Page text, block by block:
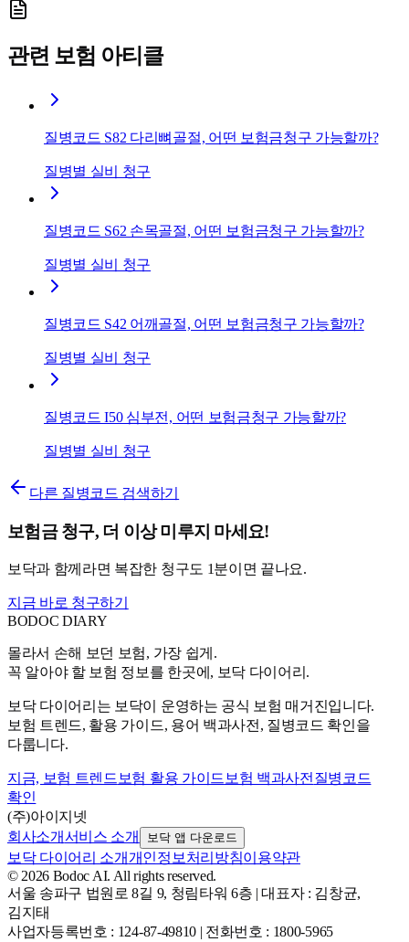
관련 보험 아티클
질병코드 S82 다리뼈골절, 어떤 보험금청구 가능할까?
질병별 실비 청구
질병코드 S62 손목골절, 어떤 보험금청구 가능할까?
질병별 실비 청구
질병코드 S42 어깨골절, 어떤 보험금청구 가능할까?
질병별 실비 청구
질병코드 I50 심부전, 어떤 보험금청구 가능할까?
질병별 실비 청구
다른 질병코드 검색하기
보험금 청구, 더 이상 미루지 마세요!
보닥과 함께라면 복잡한 청구도 1분이면 끝나요.
지금 바로 청구하기
BODOCDIARY
몰라서 손해 보던 보험, 가장 쉽게.
꼭 알아야 할 보험 정보를 한곳에, 보닥 다이어리.
보닥 다이어리는 보닥이 운영하는 공식 보험 매거진입니다.
보험 트렌드, 활용 가이드, 용어 백과사전, 질병코드 확인을
다룹니다.
지금, 보험 트렌드 보험 활용 가이드 보험 백과사전 질병코드
확인
(주)아이지넷
회사소개서비스 소개 보닥 앱 다운로드
보닥 다이어리 소개개인정보처리방침이용약관
© 2026 Bodoc AI. All rights reserved.
서울 송파구 법원로 8길 9, 청림타워 6층 | 대표자 : 김창균,
김지태
사업자등록번호 : 124-87-49810 | 전화번호 : 1800-5965